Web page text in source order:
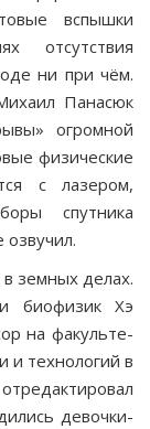
вспышки
отсутствия
ни при чём.
Панасюк
огромной
физические
с лазером,
спутника
озвучил.
земных делах.
биофизик Хэ
на факульте­
и технологий в
девочки-